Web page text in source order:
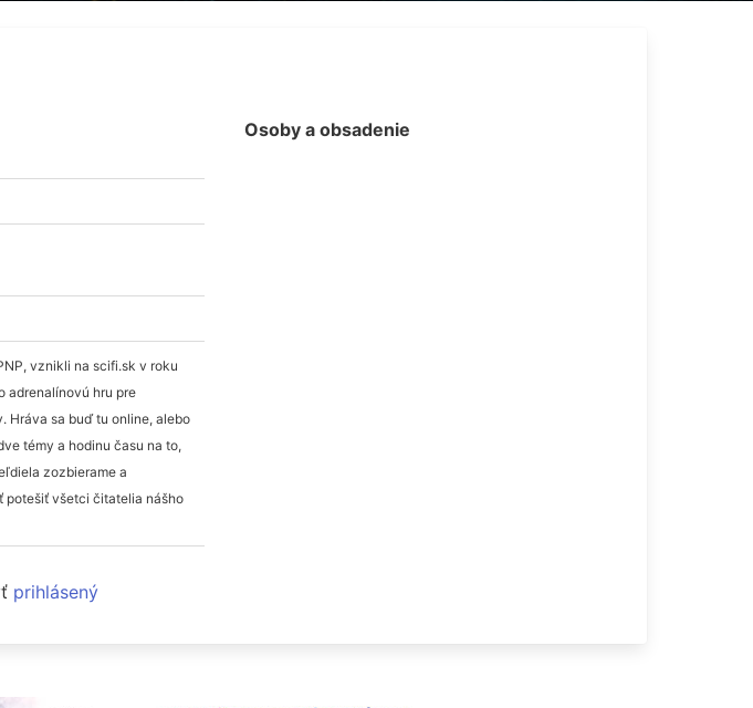
vznikli na scifi.sk v roku
adrenalínovú hru pre
Hráva sa buď tu online, alebo
témy a hodinu času na to,
zozbierame a
potešiť všetci čitatelia nášho
prihlásený
Osoby a obsadenie